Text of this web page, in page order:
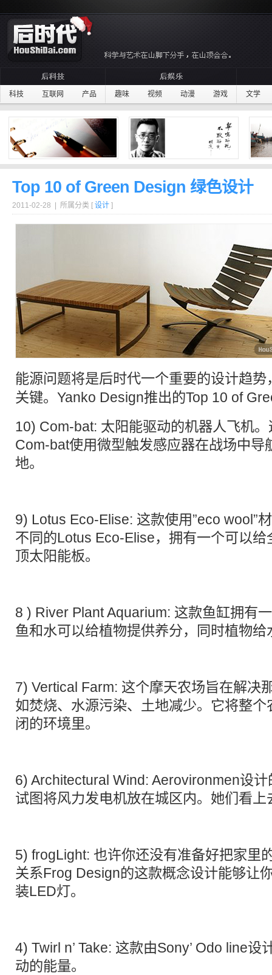
科技 互联网 产品 趣味 视频 动漫 游戏 文学
Top 10 of Green Design 绿色设计
2011-02-28 | 所属分类 [ 设计 ]
能源问题将是后时代一个重要的设计趋势
关键。 Yanko Design推出的Top 10 of
10) Com-bat: 太阳能驱动的机器人飞机
Com-bat使用微型触发感应器在战场中导
地。
9) Lotus Eco-Elise: 这款使用”eco wool”
不同的Lotus Eco-Elise，拥有一个可以
顶太阳能板。
8 ) River Plant Aquarium: 这款鱼缸拥有
鱼和水可以给植物提供养分，同时植物
7) Vertical Farm: 这个摩天农场旨在解决
如焚烧、水源污染、土地减少。它将整
闭的环境里。
6) Architectural Wind: Aerovironmen设
试图将风力发电机放在城区内。她们看
5) frogLight: 也许你还没有准备好把家里
关系Frog Design的这款概念设计能够让
装LED灯。
4) Twirl n’ Take: 这款由Sony’ Odo line设
动的能量。